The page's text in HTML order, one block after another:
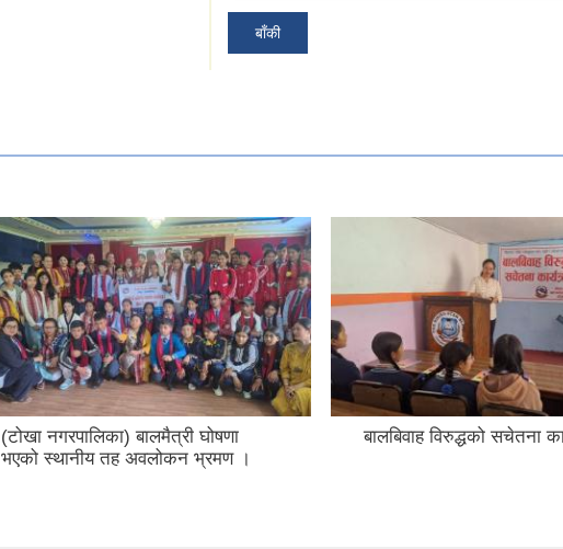
बाँकी
(टोखा नगरपालिका) बालमैत्री घोषणा
भएको स्थानीय तह अवलोकन भ्रमण ।
बालबिवाह विरुद्धको सचेतना